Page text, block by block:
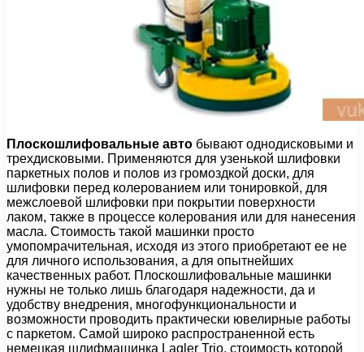
Плоскошлифовальные авто бывают однодисковыми и
трехдисковыми. Применяются для узенькой шлифовки
паркетных полов и полов из громоздкой доски, для
шлифовки перед колерованием или тонировкой, для
межслоевой шлифовки при покрытии поверхности
лаком, также в процессе колерования или для нанесения
масла. Стоимость такой машинки просто
умопомрачительная, исходя из этого приобретают ее не
для личного использования, а для опытнейших
качественных работ. Плоскошлифовальные машинки
нужны не только лишь благодаря надежности, да и
удобству внедрения, многофункциональности и
возможности проводить практически ювелирные работы
с паркетом. Самой широко распространенной есть
немецкая шлифмашинка Lagler Trio, стоимость которой